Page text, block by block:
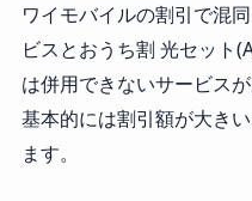
ワイモバイルの割引で混
ビスとおうち割 光セット
は併用できないサービス
基本的には割引額が大き
ます。